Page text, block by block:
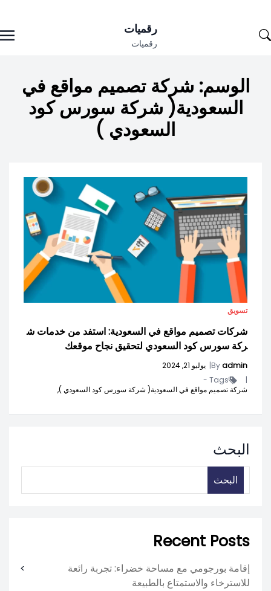
to
رقميات
رقميات
الوسم: شركة تصميم مواقع في
السعودية( شركة سورس كود
السعودي )
تسويق
شركات تصميم مواقع في السعودية: استفد من خدمات ش
ركة سورس كود السعودي لتحقيق نجاح موقعك
Byadmin
| يوليو 21, 2024
|
Tags -
شركة تصميم مواقع في السعودية( شركة سورس كود السعودي ),
البحث
البحث
Recent Posts
إقامة بورجومي مع مساحة خضراء: تجربة رائعة
للاسترخاء والاستمتاع بالطبيعة